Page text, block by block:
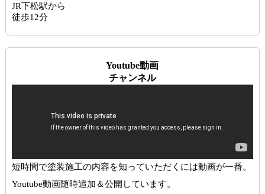
JR下松駅から
徒歩12分
Youtube動画
チャンネル
短時間で塗装施工の内容を知っていただくには動画が一番。
Youtube動画随時追加＆公開しています。